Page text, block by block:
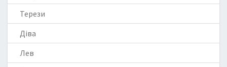
Терези
Діва
Лев